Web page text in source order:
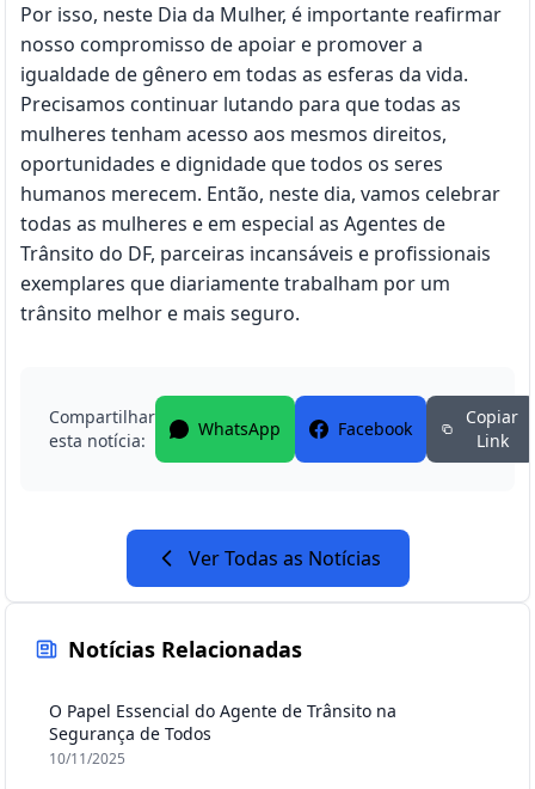
Por isso, neste Dia da Mulher, é importante reafirmar
nosso compromisso de apoiar e promover a
igualdade de gênero em todas as esferas da vida.
Precisamos continuar lutando para que todas as
mulheres tenham acesso aos mesmos direitos,
oportunidades e dignidade que todos os seres
humanos merecem. Então, neste dia, vamos celebrar
todas as mulheres e em especial as Agentes de
Trânsito do DF, parceiras incansáveis e profissionais
exemplares que diariamente trabalham por um
trânsito melhor e mais seguro.
Compartilhar
esta notícia:
WhatsApp Facebook
Copiar
Link
Ver Todas as Notícias
Notícias Relacionadas
O Papel Essencial do Agente de Trânsito na
Segurança de Todos
10/11/2025